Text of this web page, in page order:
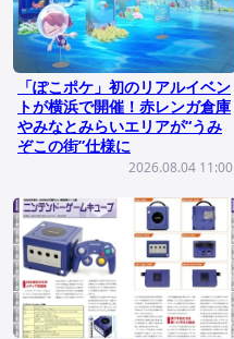
「ぽこポケ」初のリアルイベン
トが横浜で開催！赤レンガ倉庫
やみなとみらいエリアが“うみ
ぞこの街”仕様に
2026.08.04 11:00